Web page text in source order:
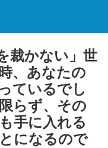
裁かない」世
、あなたの
ているでし
らず、その
手に入れる
になるので